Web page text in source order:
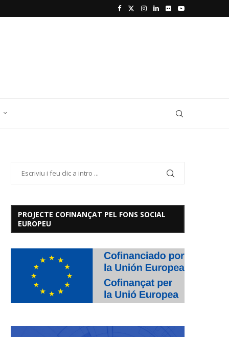
PROJECTE COFINANÇAT PEL FONS SOCIAL
EUROPEU